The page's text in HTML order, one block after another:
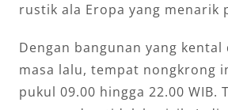
rustik ala Eropa yang menarik
Dengan bangunan yang kental
masa lalu, tempat nongkrong
pukul 09.00 hingga 22.00 WIB.